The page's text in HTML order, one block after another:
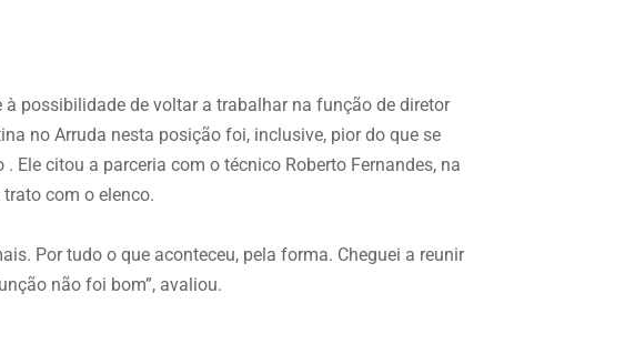
possibilidade de voltar a trabalhar na função de diretor
no Arruda nesta posição foi, inclusive, pior do que se
Ele citou a parceria com o técnico Roberto Fernandes, na
com o elenco.
Por tudo o que aconteceu, pela forma. Cheguei a reunir
não foi bom”, avaliou.